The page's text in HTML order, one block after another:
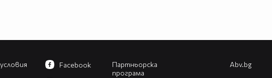
Партньорска
програма
Facebook Abv.bg